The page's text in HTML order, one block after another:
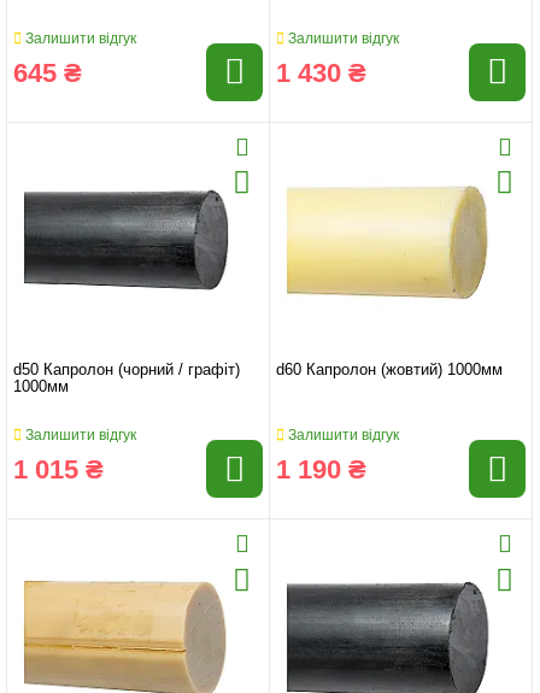
Залишити відгук
645 ₴
Залишити відгук
1 430 ₴
d50 Капролон (чорний / графіт)
1000мм
Залишити відгук
1 015 ₴
d60 Капролон (жовтий) 1000мм
Залишити відгук
1 190 ₴